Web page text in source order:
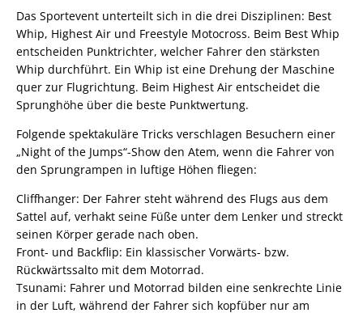
Das Sportevent unterteilt sich in die drei Disziplinen: Best
Whip, Highest Air und Freestyle Motocross. Beim Best Whip
entscheiden Punktrichter, welcher Fahrer den stärksten
Whip durchführt. Ein Whip ist eine Drehung der Maschine
quer zur Flugrichtung. Beim Highest Air entscheidet die
Sprunghöhe über die beste Punktwertung.
Folgende spektakuläre Tricks verschlagen Besuchern einer
„Night of the Jumps“-Show den Atem, wenn die Fahrer von
den Sprungrampen in luftige Höhen fliegen:
Cliffhanger: Der Fahrer steht während des Flugs aus dem
Sattel auf, verhakt seine Füße unter dem Lenker und streckt
seinen Körper gerade nach oben.
Front- und Backflip: Ein klassischer Vorwärts- bzw.
Rückwärtssalto mit dem Motorrad.
Tsunami: Fahrer und Motorrad bilden eine senkrechte Linie
in der Luft, während der Fahrer sich kopfüber nur am